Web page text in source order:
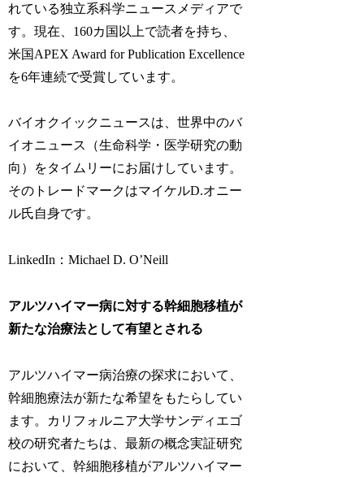
れている独立系科学ニュースメディアで
す。現在、160カ国以上で読者を持ち、
米国APEX Award for Publication Excellence
を6年連続で受賞しています。
バイオクイックニュースは、世界中のバ
イオニュース（生命科学・医学研究の動
向）をタイムリーにお届けしています。
そのトレードマークはマイケルD.オニー
ル氏自身です。
LinkedIn：Michael D. O’Neill
アルツハイマー病に対する幹細胞移植が
新たな治療法として有望とされる
アルツハイマー病治療の探求において、
幹細胞療法が新たな希望をもたらしてい
ます。カリフォルニア大学サンディエゴ
校の研究者たちは、最新の概念実証研究
において、幹細胞移植がアルツハイマー